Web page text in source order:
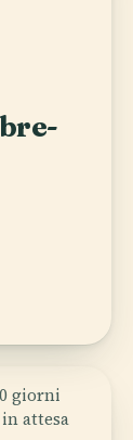
giorni
attesa